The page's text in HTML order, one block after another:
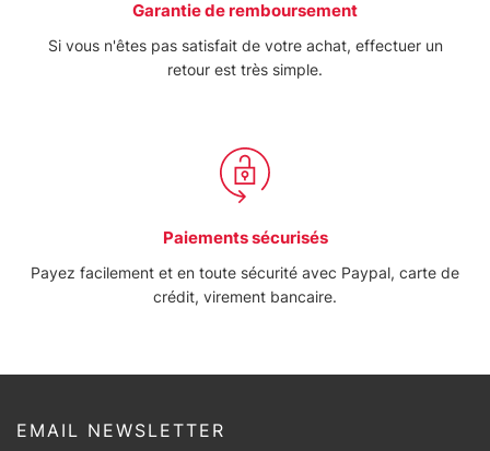
pubblicità e social media, i quali potrebbero combinarle
con altre informazioni che ha fornito loro o che hanno
raccolto dal suo utilizzo dei loro servizi.
Garantie de remboursement
Si vous n'êtes pas satisfait de votre achat, effectuer un
retour est très simple.
Paiements sécurisés
Payez facilement et en toute sécurité avec Paypal, carte de
crédit, virement bancaire.
EMAIL NEWSLETTER